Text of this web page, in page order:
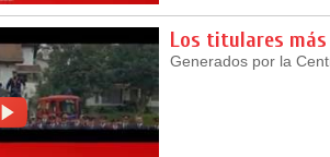
Los titulares
Generados por la